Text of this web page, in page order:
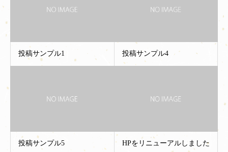
投稿サンプル1 投稿サンプル4
投稿サンプル5 HPをリニューアルしました